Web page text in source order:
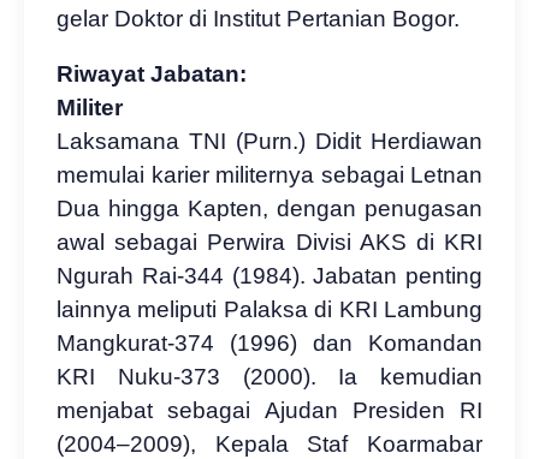
gelar Doktor di Institut Pertanian Bogor.
Riwayat Jabatan:
Militer
Laksamana TNI (Purn.) Didit Herdiawan
memulai karier militernya sebagai Letnan
Dua hingga Kapten, dengan penugasan
awal sebagai Perwira Divisi AKS di KRI
Ngurah Rai-344 (1984). Jabatan penting
lainnya meliputi Palaksa di KRI Lambung
Mangkurat-374 (1996) dan Komandan
KRI Nuku-373 (2000). Ia kemudian
menjabat sebagai Ajudan Presiden RI
(2004–2009), Kepala Staf Koarmabar